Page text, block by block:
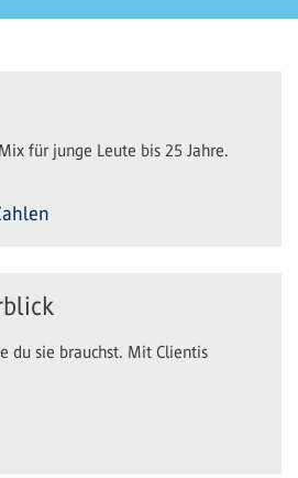
für junge Leute bis 25 Jahre.
du sie brauchst. Mit Clientis